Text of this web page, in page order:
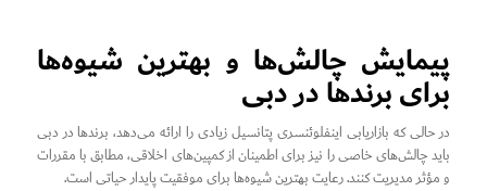
پیمایش چالش‌ها و بهترین شیوه‌ها
برای برندها در دبی
در حالی که بازاریابی اینفلوئنسری پتانسیل زیادی را ارائه می‌دهد، برندها در دبی
باید چالش‌های خاصی را نیز برای اطمینان از کمپین‌های اخلاقی، مطابق با مقررات
و مؤثر مدیریت کنند. رعایت بهترین شیوه‌ها برای موفقیت پایدار حیاتی است.